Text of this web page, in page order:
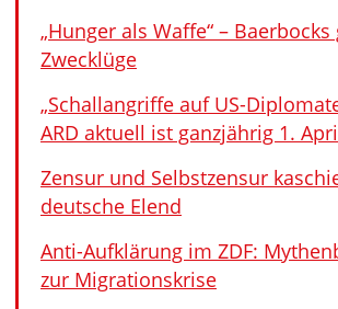
„Hunger als Waffe“ –
Zwecklüge
„Schallangriffe auf US-
ARD aktuell ist ganzjährig 1.
Zensur und Selbstzensur
deutsche Elend
Anti-Aufklärung im ZDF:
zur Migrationskrise